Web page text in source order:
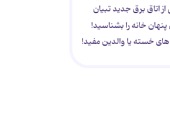
از اتاق برق جدید تبیان
خانه را بشناسید!
خسته یا والدین مفید!